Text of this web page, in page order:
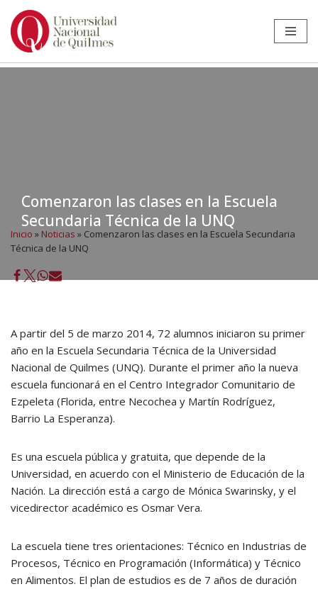
Ir
Comenzaron las clases en la Escuela
Secundaria Técnica de la UNQ
Inicio » Noticias » Comenzaron las clases en la Escuela Secundaria
Técnica de la UNQ
A partir del 5 de marzo 2014, 72 alumnos iniciaron su primer
año en la Escuela Secundaria Técnica de la Universidad
Nacional de Quilmes (UNQ). Durante el primer año la nueva
escuela funcionará en el Centro Integrador Comunitario de
Ezpeleta (Florida, entre Necochea y Martín Rodríguez,
Barrio La Esperanza).
Es una escuela pública y gratuita, que depende de la
Universidad, en acuerdo con el Ministerio de Educación de la
Nación. La dirección está a cargo de Mónica Swarinsky, y el
vicedirector académico es Osmar Vera.
La escuela tiene tres orientaciones: Técnico en Industrias de
Procesos, Técnico en Programación (Informática) y Técnico
en Alimentos. El plan de estudios es de 7 años de duración